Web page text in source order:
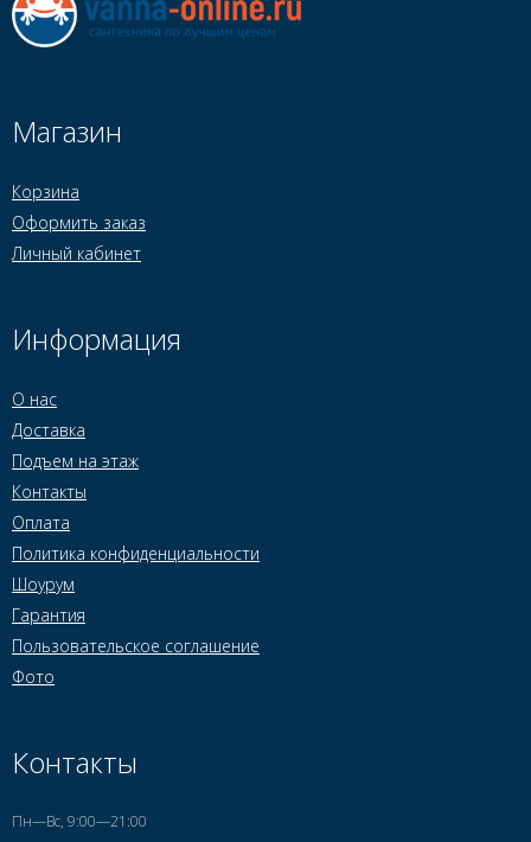
Магазин
Корзина
Оформить заказ
Личный кабинет
Информация
О нас
Доставка
Подъем на этаж
Контакты
Оплата
Политика конфиденциальности
Шоурум
Гарантия
Пользовательское соглашение
Фото
Контакты
Пн—Вс, 9:00—21:00